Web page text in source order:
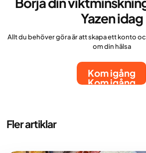
Yazen idag
Allt du behöver göra är att skapa ett konto
om din hälsa
Kom igång
Kom igång
Fler artiklar